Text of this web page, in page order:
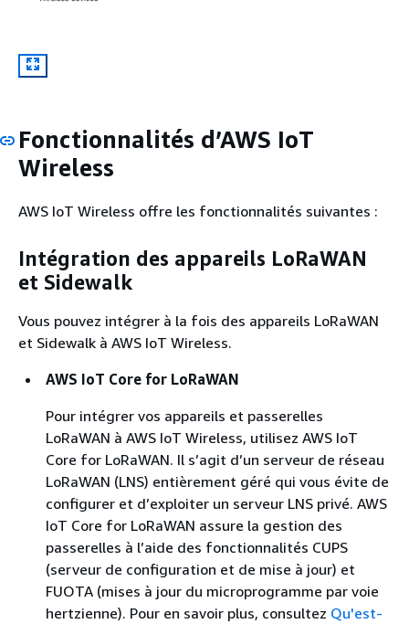
Fonctionnalités d’AWS IoT
Wireless
AWS IoT Wireless offre les fonctionnalités suivantes :
Intégration des appareils LoRaWAN
et Sidewalk
Vous pouvez intégrer à la fois des appareils LoRaWAN
et Sidewalk à AWS IoT Wireless.
AWS IoT Core for LoRaWAN
Pour intégrer vos appareils et passerelles
LoRaWAN à AWS IoT Wireless, utilisez AWS IoT
Core for LoRaWAN. Il s’agit d’un serveur de réseau
LoRaWAN (LNS) entièrement géré qui vous évite de
configurer et d’exploiter un serveur LNS privé. AWS
IoT Core for LoRaWAN assure la gestion des
passerelles à l’aide des fonctionnalités CUPS
(serveur de configuration et de mise à jour) et
FUOTA (mises à jour du microprogramme par voie
hertzienne). Pour en savoir plus, consultez Qu'est-